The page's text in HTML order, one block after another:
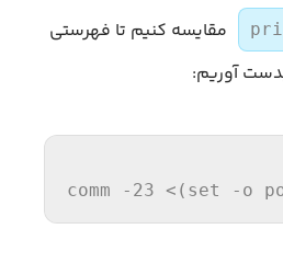
مقایسه کنیم تا فهرستی
آوریم:
comm -23 <( set -o